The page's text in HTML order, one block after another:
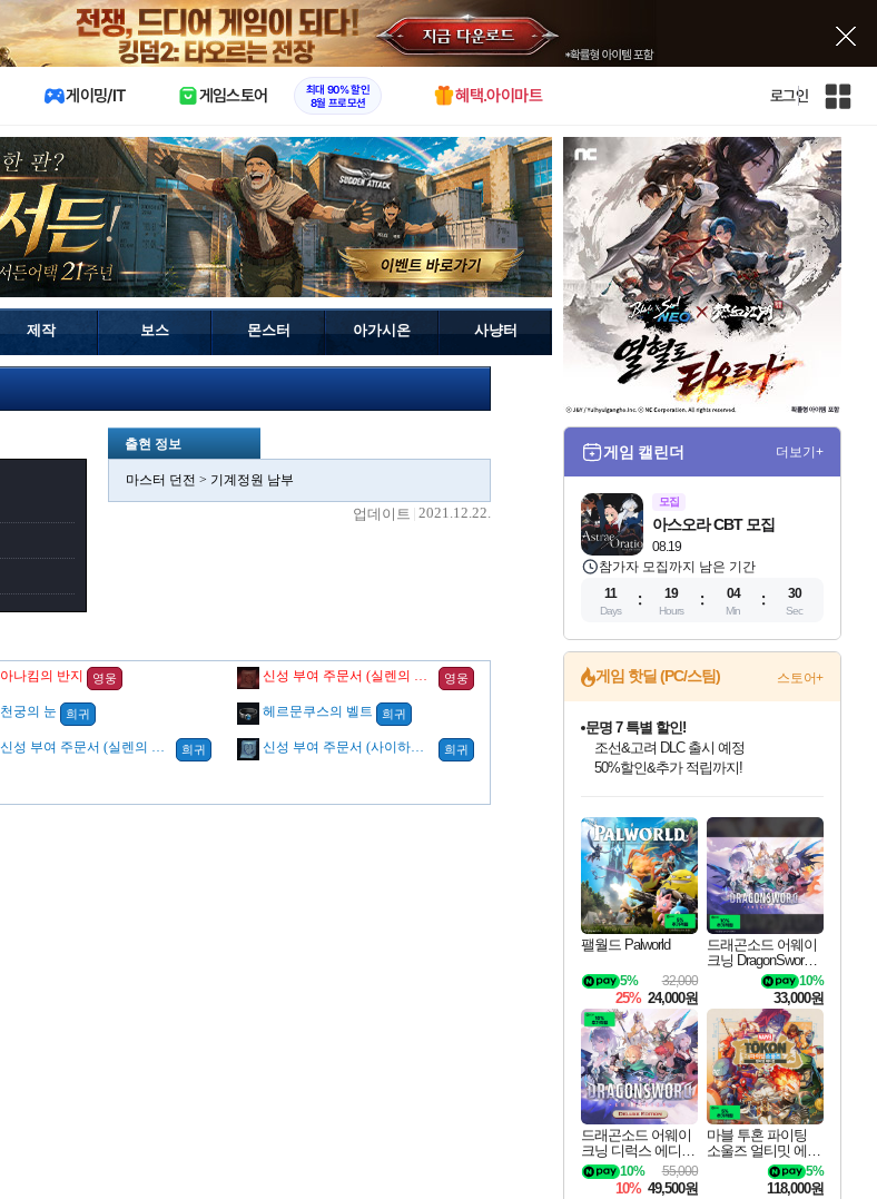
X
게이밍/IT 게임스토어
최대 90% 할인
8월 프로모션
혜택.아이마트 로그인
인
전
체
사
이
트
제작 보스 몬스터 아가시온 사냥터
출현 정보
마스터 던전 > 기계정원 남부
업데이트 2021.12.22.
아나킴의 반지 영웅 신성 부여 주문서 (실렌의 저주) 영웅
천궁의 눈 희귀 헤르문쿠스의 벨트 희귀
신성 부여 주문서 (실렌의 절망) 희귀 신성 부여 주문서 (사이하의 칼날) 희귀
게임 캘린더 더보기+
모집
08.19
아스오라 CBT 모집
참가자 모집까지 남은 기간
11
Days
19
Hours
04
Min
29
Sec
게임 핫딜 (PC/스팀) 스토어+
최대 90% 할인가를 만나보세요!
네이버혜택과 함께 만나보세요!
문명 7 특별 할인!
조선&고려 DLC 출시 예정
50%할인&추가 적립까지!
네이버 포인트 혜택까지!
이니&베니 혜택까지!
네이버 혜택가와 함께 예약하세요!
할인&네이버혜택으로 만나보세요!
네이버페이 혜택과 만나보세요!
40주년 프로모션으로 만나보세요!
할인가에 만나보세요!
일부 에디션 상시 할인!
혜택으로 예약 판매 중
편안하게 충전하세요
팰월드 Palworld
32,000
5%
25% 24,000원
드래곤소드 어웨이
크닝 DragonSword A
10%
33,000원
드래곤소드 어웨이
크닝 디럭스 에디션
DragonSword Awake
ning Deluxe Edition
55,000
10%
10% 49,500원
마블 투혼 파이팅
소울즈 얼티밋 에디
션 MARVEL Tokon
Fighting Souls Ultima
5%
118,000원